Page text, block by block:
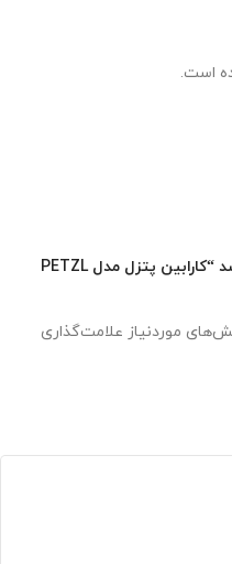
است.
اولین کسی باشید که دیدگاهی می نویسد “کارابین پتزل مدل PETZL
موردنیاز علامت‌گذاری